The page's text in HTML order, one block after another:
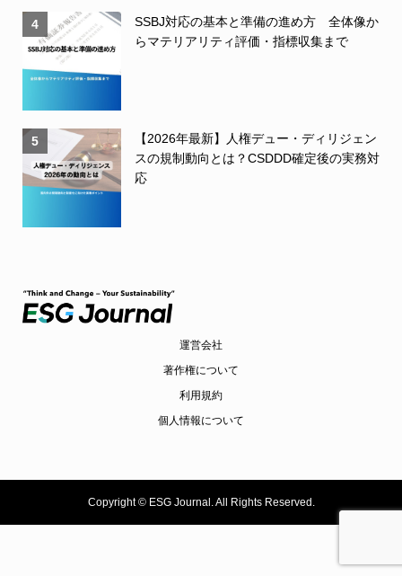
4
SSBJ対応の基本と準備の進め方 全体像か
らマテリアリティ評価・指標収集まで
5
【2026年最新】人権デュー・ディリジェン
スの規制動向とは？CSDDD確定後の実務対
応
運営会社
著作権について
利用規約
個人情報について
Copyright ©ESG Journal. All Rights Reserved.